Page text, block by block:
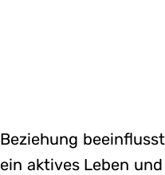
Beziehung
ein aktives Leben